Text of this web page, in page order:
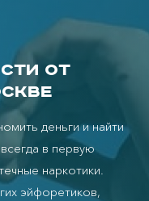
от
деньги и найти
в первую
наркотики.
эйфоретиков,